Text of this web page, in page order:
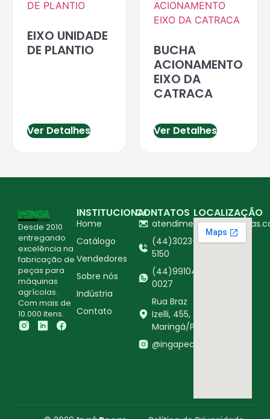
EIXO UNIDADE
DE PLANTIO
Ver Detalhes
BUCHA
ACIONAMENTO
EIXO DA
CATRACA
Ver Detalhes
Desde 2010
entregando
excelência na
fabricação de
peças para
máquinas
agrícolas.
Com mais de
10.000 itens.
INSTITUCIONAL
Home
Catálogo
Vendedores
Sobre nós
Indústria
Contato
CONTATOS
(44)3023-
5150
(44)99104-
0027
Rua Braz
Izelli, 455,
Maringá/PR
@ingapecasagricolas
LOCALIZAÇÃO